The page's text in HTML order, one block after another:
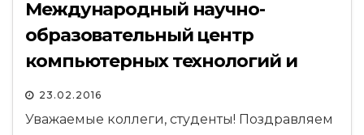
Международный научно-
образовательный центр
компьютерных технологий и
языков АРТЕСН
23.02.2016
Уважаемые коллеги, студенты! Поздравляем